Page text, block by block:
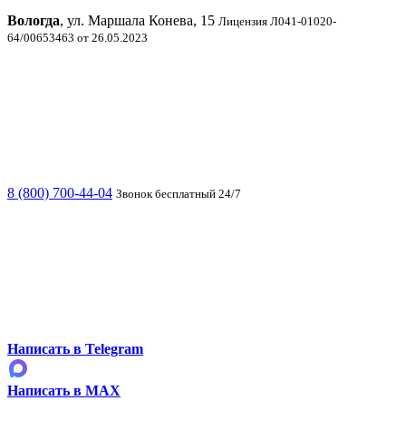
Вологда, ул. Маршала Конева, 15 Лицензия Л041-01020-
64/00653463 от 26.05.2023
8 (800) 700-44-04 Звонок бесплатный 24/7
Написать в Telegram
Написать в MAX